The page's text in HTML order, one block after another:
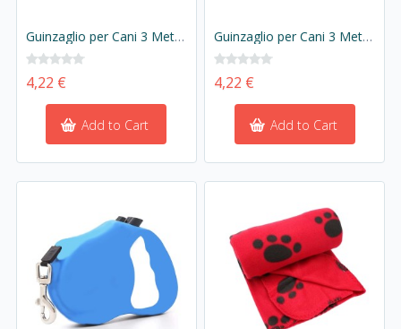
Guinzaglio per Cani 3 Metri Retrattile Colore Rosa
4,22 €
Add to Cart
Guinzaglio per Cani 3 Metri Retrattile Colore Nero
4,22 €
Add to Cart